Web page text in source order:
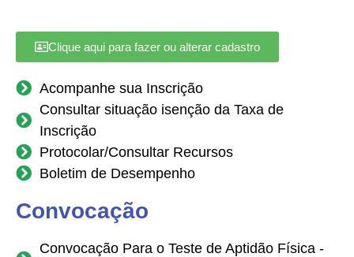
Clique aqui para fazer ou alterar cadastro
Acompanhe sua Inscrição
Consultar situação isenção da Taxa de
Inscrição
Protocolar/Consultar Recursos
Boletim de Desempenho
Convocação
Convocação Para o Teste de Aptidão Física -